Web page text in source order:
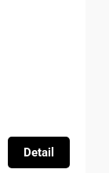
Detail